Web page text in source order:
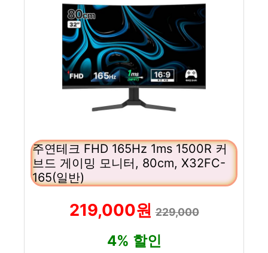
주연테크 FHD 165Hz 1ms 1500R 커
브드 게이밍 모니터, 80cm, X32FC-
165(일반)
219,000원229,000
4% 할인